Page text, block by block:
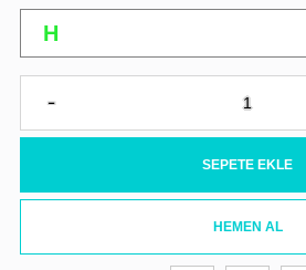
SEPETE EKLE
HEMEN AL